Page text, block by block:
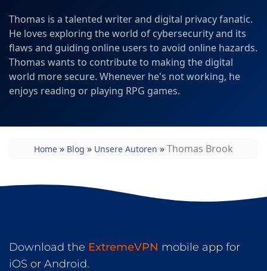
Thomas is a talented writer and digital privacy fanatic.
He loves exploring the world of cybersecurity and its
flaws and guiding online users to avoid online hazards.
Thomas wants to contribute to making the digital
world more secure. Whenever he's not working, he
enjoys reading or playing RPG games.
Home » Blog » Unsere Autoren »Thomas Brook
Download the ExtremeVPN mobile app for
iOS or Android.